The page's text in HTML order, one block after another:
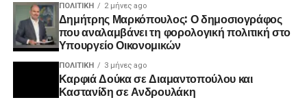
ΠΟΛΙΤΙΚΉ 2 μήνες ago
Δημήτρης Μαρκόπουλος: Ο δημοσιογράφος
που αναλαμβάνει τη φορολογική πολιτική στο
Υπουργείο Οικονομικών
ΠΟΛΙΤΙΚΉ 3 μήνες ago
Καρφιά Δούκα σε Διαμαντοπούλου και
Καστανίδη σε Ανδρουλάκη